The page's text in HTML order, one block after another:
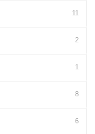
11
2
1
8
6